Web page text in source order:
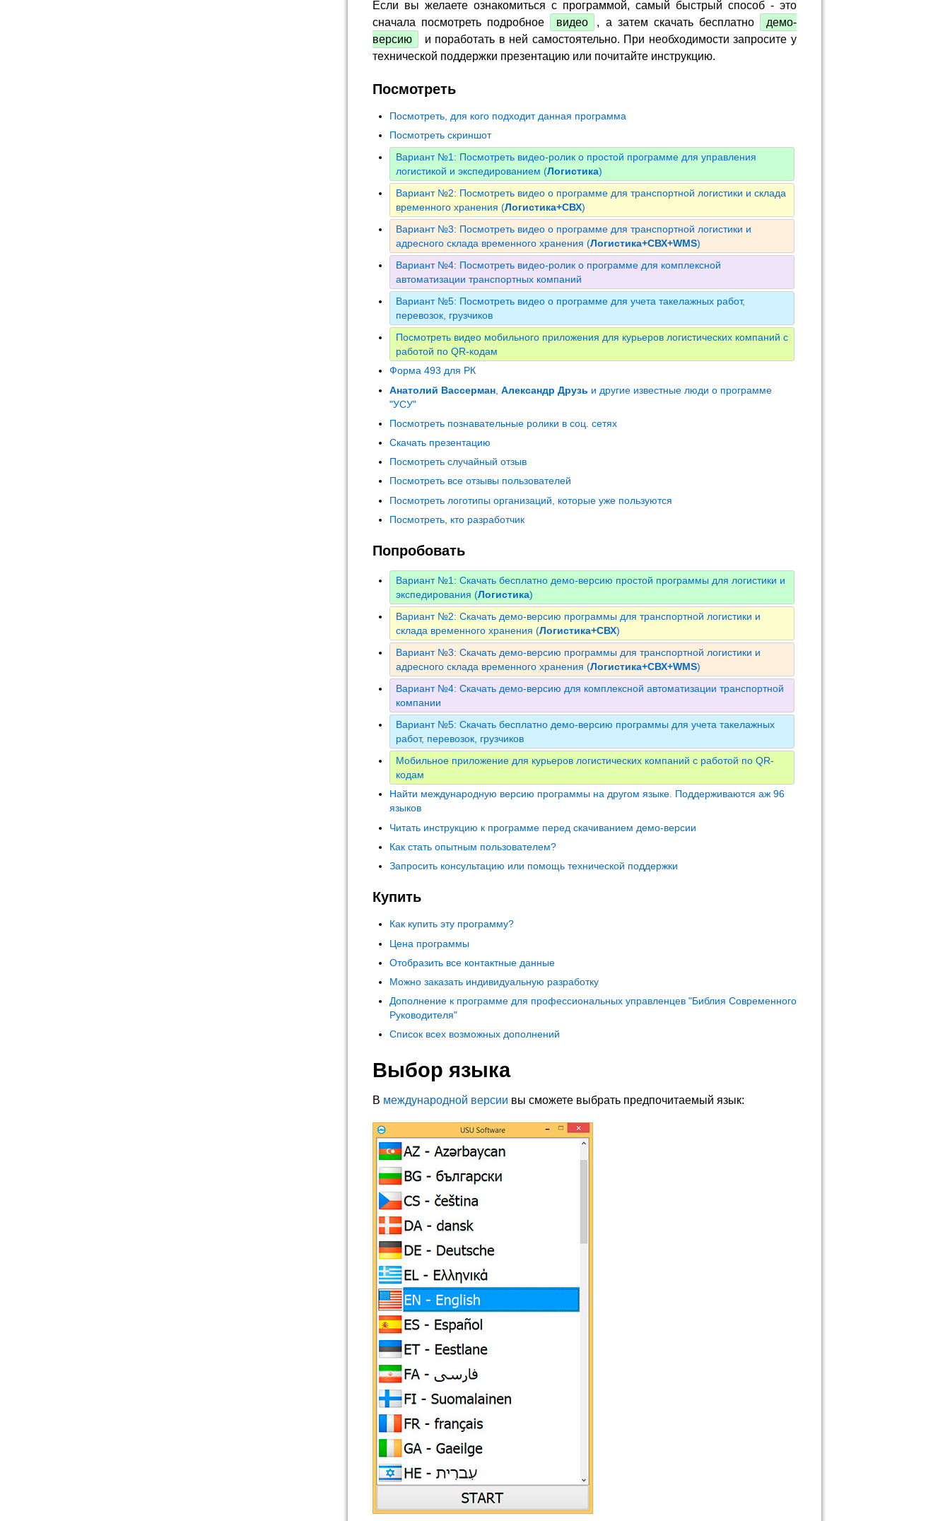
Если вы желаете ознакомиться с программой, самый быстрый способ - это
сначала посмотреть подробное
видео , а затем скачать бесплатно
демо-
версию
и поработать в ней самостоятельно. При необходимости запросите у
технической поддержки презентацию или почитайте инструкцию.
Посмотреть
Посмотреть, для кого подходит данная программа
Посмотреть скриншот
Вариант №1: Посмотреть видео-ролик о простой программе для управления
логистикой и экспедированием (Логистика)
Вариант №2: Посмотреть видео о программе для транспортной логистики и склада
временного хранения (Логистика+СВХ)
Вариант №3: Посмотреть видео о программе для транспортной логистики и
адресного склада временного хранения (Логистика+СВХ+WMS)
Вариант №4: Посмотреть видео-ролик о программе для комплексной
автоматизации транспортных компаний
Вариант №5: Посмотреть видео о программе для учета такелажных работ,
перевозок, грузчиков
Посмотреть видео мобильного приложения для курьеров логистических компаний с
работой по QR-кодам
Форма 493 для РК
Анатолий Вассерман Александр Друзь и другие известные люди о программе
"УСУ"
Посмотреть познавательные ролики в соц. сетях
Скачать презентацию
Посмотреть случайный отзыв
Посмотреть все отзывы пользователей
Посмотреть логотипы организаций, которые уже пользуются
Посмотреть, кто разработчик
Попробовать
Вариант №1: Скачать бесплатно демо-версию простой программы для логистики и
экспедирования (Логистика)
Вариант №2: Скачать демо-версию программы для транспортной логистики и
склада временного хранения (Логистика+СВХ)
Вариант №3: Скачать демо-версию программы для транспортной логистики и
адресного склада временного хранения (Логистика+СВХ+WMS)
Вариант №4: Скачать демо-версию для комплексной автоматизации транспортной
компании
Вариант №5: Скачать бесплатно демо-версию программы для учета такелажных
работ, перевозок, грузчиков
Мобильное приложение для курьеров логистических компаний с работой по QR-
кодам
Найти международную версию программы на другом языке. Поддерживаются аж 96
языков
Читать инструкцию к программе перед скачиванием демо-версии
Как стать опытным пользователем?
Запросить консультацию или помощь технической поддержки
Купить
Как купить эту программу?
Цена программы
Отобразить все контактные данные
Можно заказать индивидуальную разработку
Дополнение к программе для профессиональных управленцев "Библия Современного
Руководителя"
Список всех возможных дополнений
Выбор языка
В международной версии вы сможете выбрать предпочитаемый язык: